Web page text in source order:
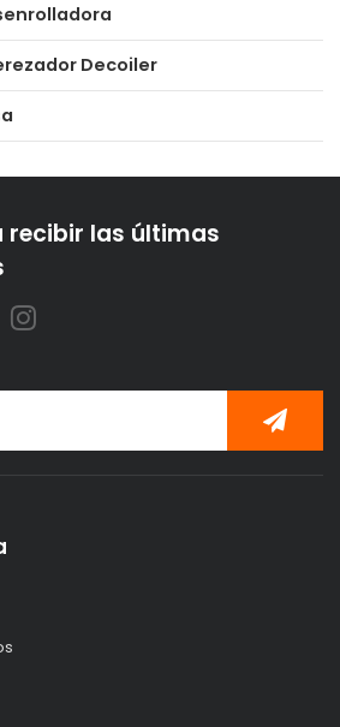
Decoiler
recibir las últimas